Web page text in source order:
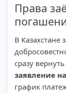
Права
В Казахстане
сразу
заявление
график